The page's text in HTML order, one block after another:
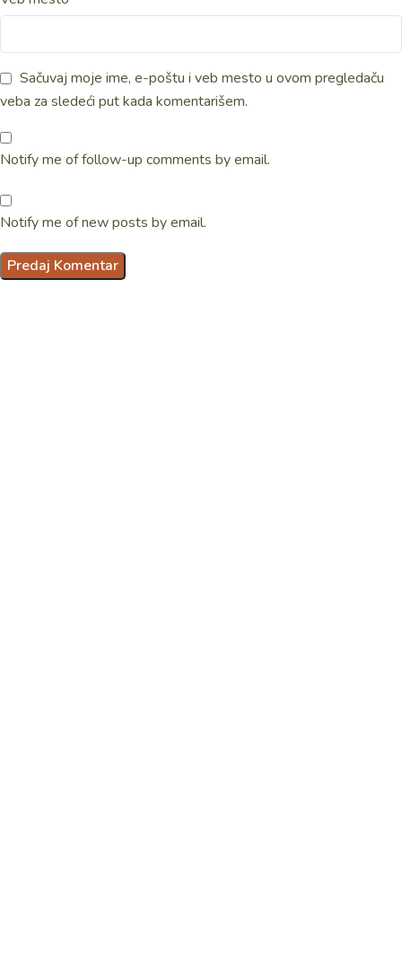
Sačuvaj moje ime, e-poštu i veb mesto u ovom pregledaču
veba za sledeći put kada komentarišem.
Notify me of follow-up comments by email.
Notify me of new posts by email.